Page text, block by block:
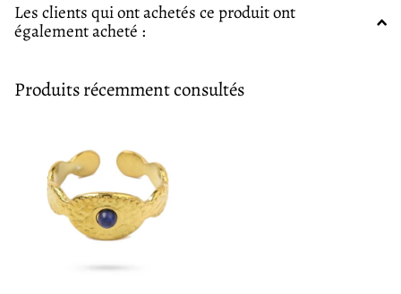
Les clients qui ont achetés ce produit ont
également acheté :
Produits récemment consultés